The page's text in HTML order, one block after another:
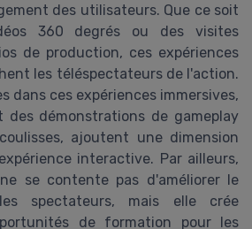
des utilisateurs. Que ce soit
360 degrés ou des visites
de production, ces expériences
les téléspectateurs de l'action.
dans ces expériences immersives,
des démonstrations de gameplay
ajoutent une dimension
interactive. Par ailleurs,
se contente pas d'améliorer le
spectateurs, mais elle crée
de formation pour les